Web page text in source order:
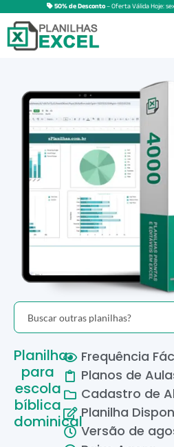
50% de Desconto– Oferta Válida Hoje:
Planilha
para
escola
bíblica
dominical
Frequência
Planos de
Cadastro de
Planilha
Versão de